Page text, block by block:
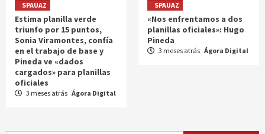
SPAUAZ
Estima planilla verde
triunfo por 15 puntos,
Sonia Viramontes, confía
en el trabajo de base y
Pineda ve «dados
cargados» para planillas
oficiales
3 meses atrás Ágora Digital
SPAUAZ
«Nos enfrentamos a dos
planillas oficiales»: Hugo
Pineda
3 meses atrás Ágora Digital